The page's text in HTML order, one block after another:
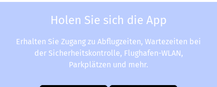
Holen Sie sich die App
Erhalten Sie Zugang zu Abflugzeiten, Wartezeiten bei
der Sicherheitskontrolle, Flughafen-WLAN,
Parkplätzen und mehr.